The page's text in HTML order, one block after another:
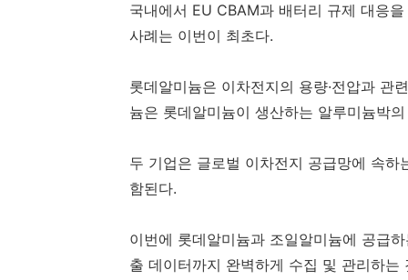
국내에서 EU CBAM과 배터리 규제 대응
사례는 이번이 최초다.
롯데알미늄은 이차전지의 용량·전압과 관
늄은 롯데알미늄이 생산하는 알루미늄박
두 기업은 글로벌 이차전지 공급망에 속
함된다.
이번에 롯데알미늄과 조일알미늄에 공급
출 데이터까지 완벽하게 수집 및 관리하